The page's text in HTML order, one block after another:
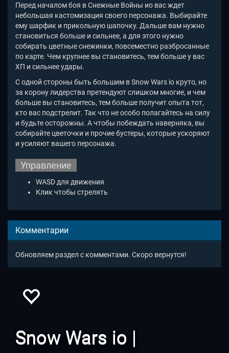
Перед началом боя в Снежные Войны ио вас ждет
небольшая кастомизация своего персонажа. Выбирайте
ему шарфик и прикольную шапочку. Дальше вам нужно
становиться больше и сильнее, а для этого нужно
собирать цветные снежинки, повсеместно разбросанные
по карте. Чем крупнее вы становитесь, тем больше у вас
ХП и сильнее удары.
С одной стороны быть большим в Snow Wars io круто, но
за корону лидерства претендуют слишком многие, и чем
больше вы становитесь, тем больше получит опыта тот,
кто вас подстрелит. Так что не особо полагайтесь на силу
и будьте осторожны. А чтобы побеждать наверняка, вы
собирайте цветочки и прочие бустеры, которые ускоряют
и усиляют вашего персонажа.
Управление
WASD для движения
Клик чтобы стрелять
Комментарии
Обновляем раздел с комментами. Скоро вернутся!
Snow Wars io |